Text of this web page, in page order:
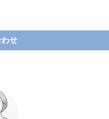
わせ